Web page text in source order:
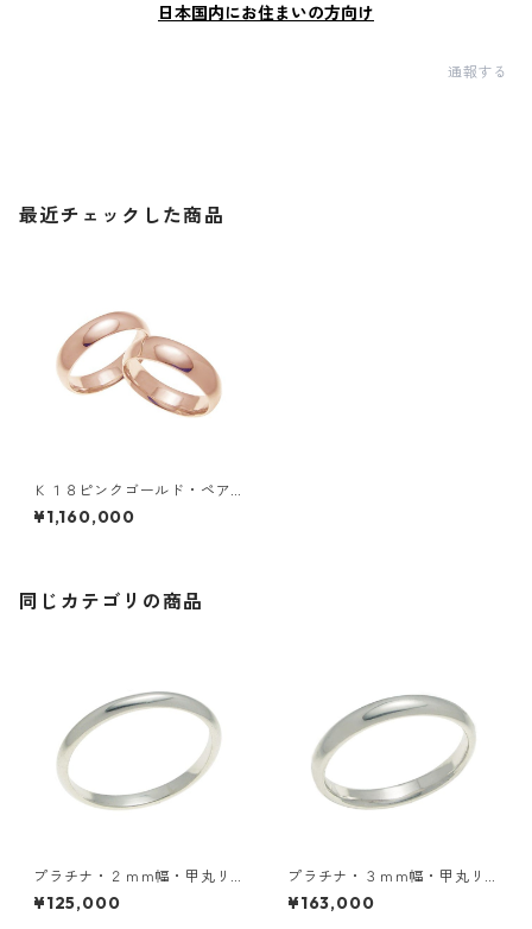
日本国内にお住まいの方向け
通報する
最近チェックした商品
Ｋ１８ピンクゴールド・ペア
リング・６ｍｍ幅・甲丸リン
グ
¥1,160,000
同じカテゴリの商品
プラチナ・２ｍｍ幅・甲丸リ
ング
¥125,000
プラチナ・３ｍｍ幅・甲丸リ
ング
¥163,000